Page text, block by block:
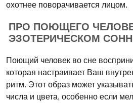
охотнее поворачивается лицом.
ПРО ПОЮЩЕГО
ЭЗОТЕРИЧЕСКОМ
Поющий человек во сне
которая настраивает Ваш
ритм. Этот образ может
числа и цвета, особенно если